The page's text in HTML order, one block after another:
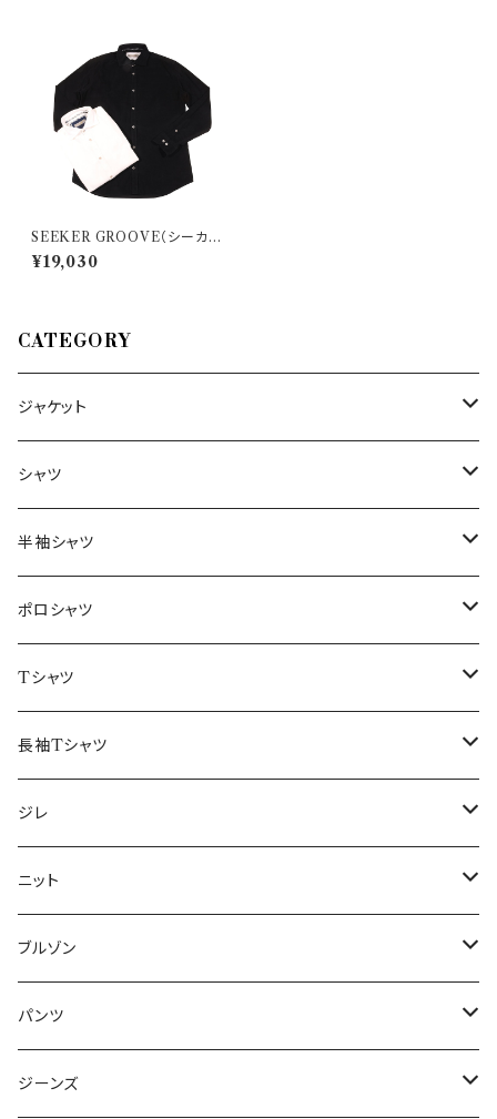
SEEKER GROOVE（シーカー
グルーブ） 長袖シャツ 440/H 2
3391
¥19,030
CATEGORY
ジャケット
～44/S
46/M
48/L
50/XL～
シャツ
～44/S
46/M
48/L
50/XL～
半袖シャツ
～44/S
46/M
48/L
50/XL～
ポロシャツ
～44/S
46/M
48/L
50/XL～
Tシャツ
～44/S
46/M
48/L
50/XL～
長袖Tシャツ
～44/S
46/M
48/L
50/XL～
ジレ
～44/S
46/M
48/L
50/XL～
ニット
～44/S
46/M
48/L
ブルゾン
～44/S
46/M
パンツ
～44/S
ジーンズ